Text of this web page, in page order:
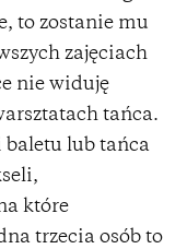
to zostanie mu
zajęciach
nie widuję
tańca.
baletu lub tańca
które
trzecia osób to